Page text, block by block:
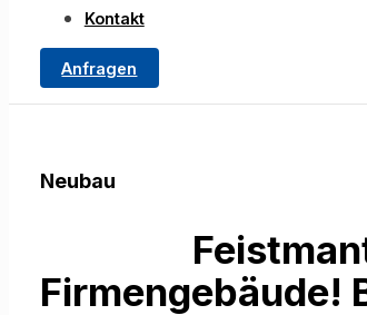
Kontakt
Anfragen
Neubau
Firmengebäude!